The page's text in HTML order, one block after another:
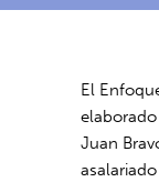
El
Juan